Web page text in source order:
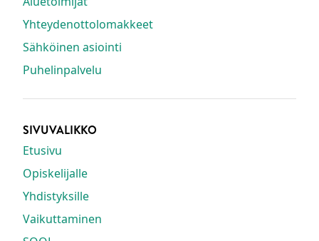
Yhteydenottolomakkeet
Sähköinen asiointi
Puhelinpalvelu
SIVUVALIKKO
Etusivu
Opiskelijalle
Yhdistyksille
Vaikuttaminen